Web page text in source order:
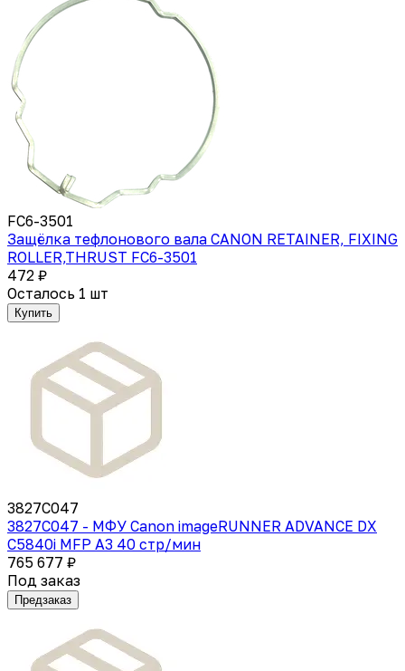
FC6-3501
Защёлка тефлонового вала CANON RETAINER, FIXING
ROLLER,THRUST FC6-3501
472 ₽
Осталось 1 шт
Купить
3827C047
3827C047 - МФУ Canon imageRUNNER ADVANCE DX
C5840i MFP А3 40 стр/мин
765 677 ₽
Под заказ
Предзаказ